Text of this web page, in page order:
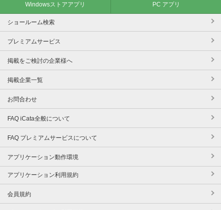
Windowsストアアプリ PC アプリ
ショールーム検索
プレミアムサービス
掲載をご検討の企業様へ
掲載企業一覧
お問合わせ
FAQ iCata全般について
FAQ プレミアムサービスについて
アプリケーション動作環境
アプリケーション利用規約
会員規約